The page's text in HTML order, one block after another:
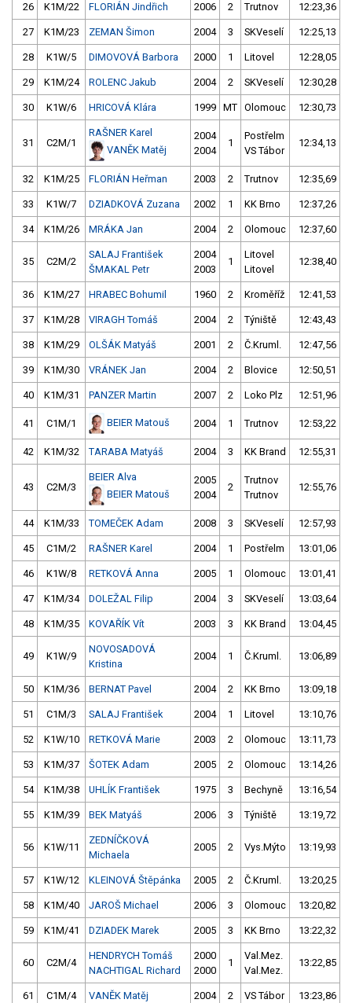
26 K1M/22 FLORIÁN Jindřich 2006 2 Trutnov 12:23,36
27 K1M/23 ZEMAN Šimon 2004 3 SKVeselí 12:25,13
28 K1W/5 DIMOVOVÁ Barbora 2000 1 Litovel 12:28,05
29 K1M/24 ROLENC Jakub 2004 2 SKVeselí 12:30,28
30 K1W/6 HRICOVÁ Klára 1999 MT Olomouc 12:30,73
31 C2M/1
RAŠNER Karel
VANĚK Matěj
2004
2004
1
Postřelm
VS Tábor
12:34,13
32 K1M/25 FLORIÁN Heřman 2003 2 Trutnov 12:35,69
33 K1W/7 DZIADKOVÁ Zuzana 2002 1 KK Brno 12:37,26
34 K1M/26 MRÁKA Jan 2004 2 Olomouc 12:37,60
35 C2M/2
SALAJ František
ŠMAKAL Petr
2004
2003
1
Litovel
Litovel
12:38,40
36 K1M/27 HRABEC Bohumil 1960 2 Kroměříž 12:41,53
37 K1M/28 VIRAGH Tomáš 2004 2 Týniště 12:43,43
38 K1M/29 OLŠÁK Matyáš 2001 2 Č.Kruml. 12:47,56
39 K1M/30 VRÁNEK Jan 2004 2 Blovice 12:50,51
40 K1M/31 PANZER Martin 2007 2 Loko Plz 12:51,96
41 C1M/1 BEIER Matouš 2004 1 Trutnov 12:53,22
42 K1M/32 TARABA Matyáš 2004 3 KK Brand 12:55,31
43 C2M/3
BEIER Alva
BEIER Matouš
2005
2004
2
Trutnov
Trutnov
12:55,76
44 K1M/33 TOMEČEK Adam 2008 3 SKVeselí 12:57,93
45 C1M/2 RAŠNER Karel 2004 1 Postřelm 13:01,06
46 K1W/8 RETKOVÁ Anna 2005 1 Olomouc 13:01,41
47 K1M/34 DOLEŽAL Filip 2004 3 SKVeselí 13:03,64
48 K1M/35 KOVAŘÍK Vít 2003 3 KK Brand 13:04,45
49 K1W/9
NOVOSADOVÁ
Kristina
2004 1 Č.Kruml. 13:06,89
50 K1M/36 BERNAT Pavel 2004 2 KK Brno 13:09,18
51 C1M/3 SALAJ František 2004 1 Litovel 13:10,76
52 K1W/10 RETKOVÁ Marie 2003 2 Olomouc 13:11,73
53 K1M/37 ŠOTEK Adam 2005 2 Olomouc 13:14,26
54 K1M/38 UHLÍK František 1975 3 Bechyně 13:16,54
55 K1M/39 BEK Matyáš 2006 3 Týniště 13:19,72
56 K1W/11
ZEDNÍČKOVÁ
Michaela
2005 2 Vys.Mýto 13:19,93
57 K1W/12 KLEINOVÁ Štěpánka 2005 2 Č.Kruml. 13:20,25
58 K1M/40 JAROŠ Michael 2006 3 Olomouc 13:20,82
59 K1M/41 DZIADEK Marek 2005 3 KK Brno 13:22,32
60 C2M/4
HENDRYCH Tomáš
NACHTIGAL Richard
2000
2000
1
Val.Mez.
Val.Mez.
13:22,85
61 C1M/4 VANĚK Matěj 2004 2 VS Tábor 13:23,86